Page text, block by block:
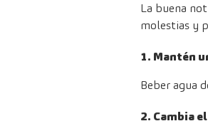
La buena
molestias y
1. Mantén
Beber agua
2. Cambia